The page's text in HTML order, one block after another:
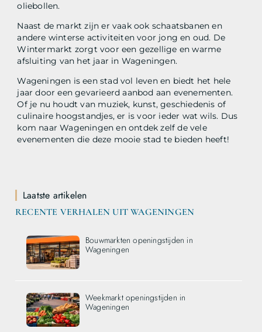
oliebollen.
Naast de markt zijn er vaak ook schaatsbanen en
andere winterse activiteiten voor jong en oud. De
Wintermarkt zorgt voor een gezellige en warme
afsluiting van het jaar in Wageningen.
Wageningen is een stad vol leven en biedt het hele
jaar door een gevarieerd aanbod aan evenementen.
Of je nu houdt van muziek, kunst, geschiedenis of
culinaire hoogstandjes, er is voor ieder wat wils. Dus
kom naar Wageningen en ontdek zelf de vele
evenementen die deze mooie stad te bieden heeft!
Laatste artikelen
RECENTE VERHALEN UIT WAGENINGEN
Bouwmarkten openingstijden in
Wageningen
Weekmarkt openingstijden in
Wageningen